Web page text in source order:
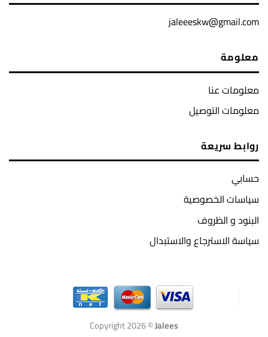
jaleeeskw@gmail.com
معلومة
معلومات عنا
معلومات التوصيل
روابط سريعة
حسابي
سياسات الخصوصية
البنود و الظروف
سياسة الاسترجاع والاستبدال
Copyright 2026 ©Jalees